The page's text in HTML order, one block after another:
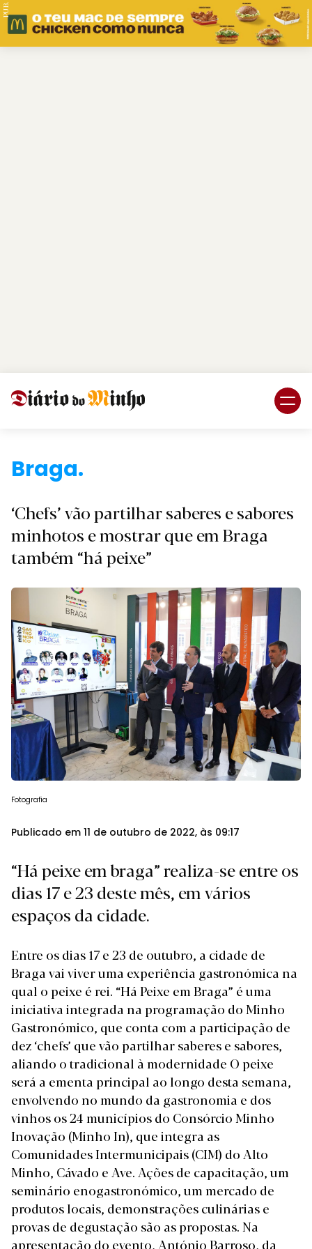
PUB.
Braga.
‘Chefs’ vão partilhar saberes e sabores
minhotos e mostrar que em Braga
também “há peixe”
Fotografia
Publicado em 11 de outubro de 2022, às 09:17
“Há peixe em braga” realiza-se entre os
dias 17 e 23 deste mês, em vários
espaços da cidade.
Entre os dias 17 e 23 de outubro, a cidade de
Braga vai viver uma experiência gastronómica na
qual o peixe é rei. “Há Peixe em Braga” é uma
iniciativa integrada na programação do Minho
Gastronómico, que conta com a participação de
dez ‘chefs’ que vão partilhar saberes e sabores,
aliando o tradicional à modernidade O peixe
será a ementa principal ao longo desta semana,
envolvendo no mundo da gastronomia e dos
vinhos os 24 municípios do Consórcio Minho
Inovação (Minho In), que integra as
Comunidades Intermunicipais (CIM) do Alto
Minho, Cávado e Ave. Ações de capacitação, um
seminário enogastronómico, um mercado de
produtos locais, demonstrações culinárias e
provas de degustação são as propostas. Na
apresentação do evento, António Barroso, da